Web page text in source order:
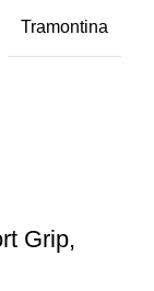
Tramontina
Grip,